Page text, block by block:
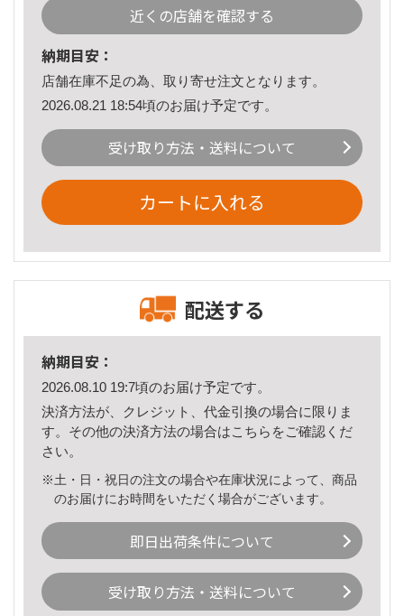
近くの店舗を確認する
納期目安：
店舗在庫不足の為、取り寄せ注文となります。
2026.08.21 18:54頃のお届け予定です。
受け取り方法・送料について
カートに入れる
配送する
納期目安：
2026.08.10 19:7頃のお届け予定です。
決済方法が、クレジット、代金引換の場合に限りま
す。その他の決済方法の場合はこちら をご確認くだ
さい。
※土・日・祝日の注文の場合や在庫状況によって、商品
のお届けにお時間をいただく場合がございます。
即日出荷条件について
受け取り方法・送料について